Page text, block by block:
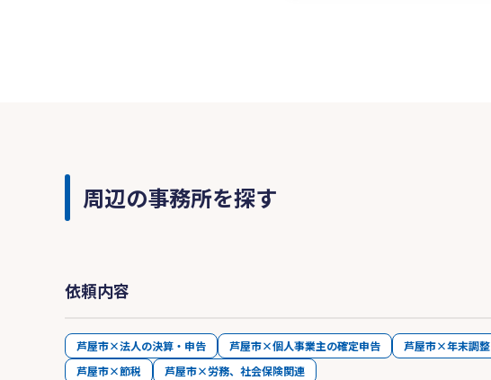
周辺の事務所を探す
依頼内容
芦屋市×法人の決算・申告 芦屋市×個人事業主の確定申告 芦屋市×年末調整
芦屋市×節税
芦屋市×労務、社会保険関連